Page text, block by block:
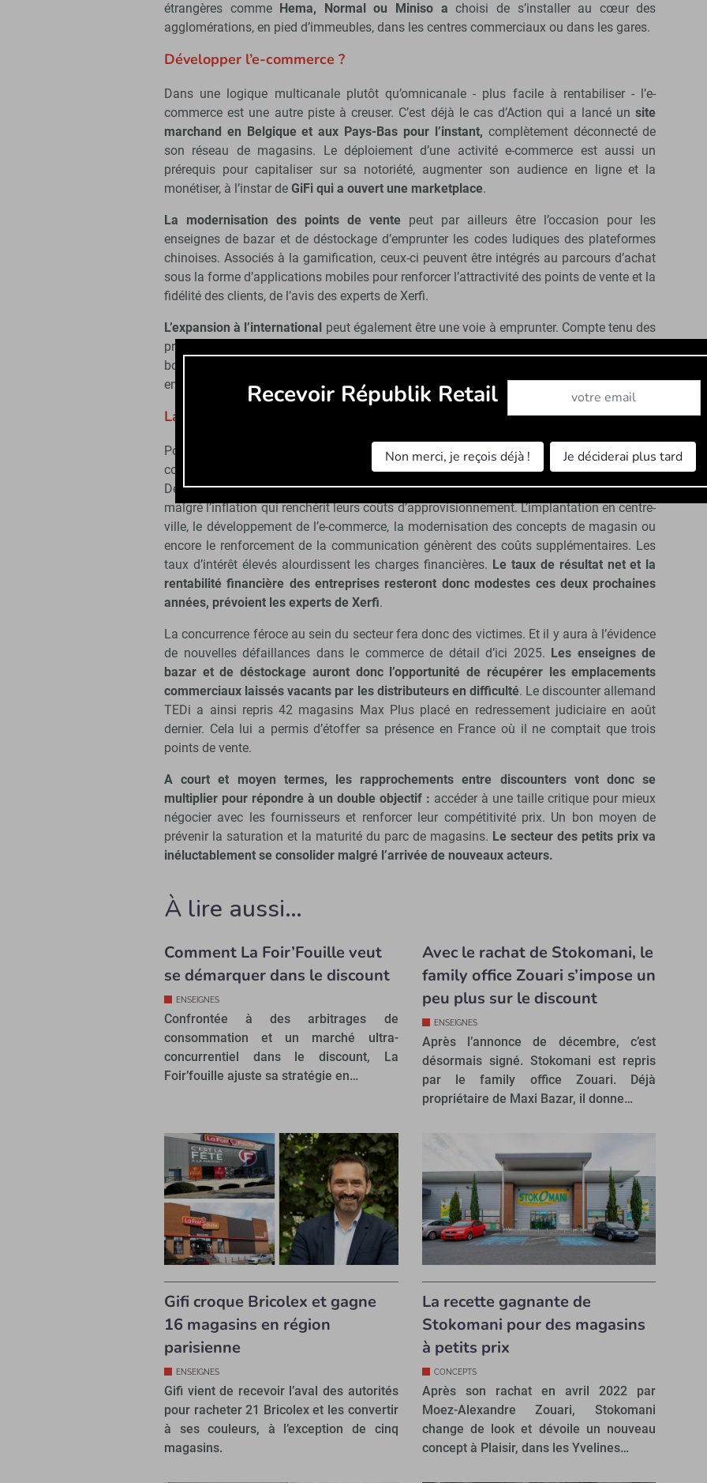
étrangères comme Hema, Normal ou Miniso a choisi de s’installer au cœur des
agglomérations, en pied d’immeubles, dans les centres commerciaux ou dans les gares.
Développer l’e-commerce ?
Dans une logique multicanale plutôt qu’omnicanale - plus facile à rentabiliser - l’e-
commerce est une autre piste à creuser. C’est déjà le cas d’Action qui a lancé unsite
marchand en Belgique et aux Pays-Bas pour l’instant, complètement déconnecté de
son réseau de magasins. Le déploiement d’une activité e-commerce est aussi un
prérequis pour capitaliser sur sa notoriété, augmenter son audience en ligne et la
monétiser, à l’instar de GiFi qui a ouvert une marketplace.
La modernisation des points de vente peut par ailleurs être l’occasion pour les
enseignes de bazar et de déstockage d’emprunter les codes ludiques des plateformes
chinoises. Associés à la gamification, ceux-ci peuvent être intégrés au parcours d’achat
sous la forme d’applications mobiles pour renforcer l’attractivité des points de vente et la
fidélité des clients, de l’avis des experts de Xerfi.
L’expansion à l’international peut également être une voie à emprunter. Compte tenu des
pressions sur le pouvoir d’achat des ménages, s’aventurer hors des frontières est une
bonne façon de profiter du fort potentiel du marché européen des petits prix pour les
enseignes tricolores.
La consolidation va gagner en intensité
Pour se développer et se distinguer sur un marché en forte croissance et très
concurrentiel, ces enseignes mettent en place des stratégies de croissance coûteuses.
De quoi compliquer leur équation financière alors qu’elles doivent maintenir des prix bas
malgré l’inflation qui renchérit leurs coûts d’approvisionnement. L’implantation en centre-
ville, le développement de l’e-commerce, la modernisation des concepts de magasin ou
encore le renforcement de la communication génèrent des coûts supplémentaires. Les
taux d’intérêt élevés alourdissent les charges financières. Le taux de résultat net et la
rentabilité financière des entreprises resteront donc modestes ces deux prochaines
années, prévoient les experts de Xerfi.
La concurrence féroce au sein du secteur fera donc des victimes. Et il y aura à l’évidence
de nouvelles défaillances dans le commerce de détail d’ici 2025. Les enseignes de
bazar et de déstockage auront donc l’opportunité de récupérer les emplacements
commerciaux laissés vacants par les distributeurs en difficulté. Le discounter allemand
TEDi a ainsi repris 42 magasins Max Plus placé en redressement judiciaire en août
dernier. Cela lui a permis d’étoffer sa présence en France où il ne comptait que trois
points de vente.
A court et moyen termes, les rapprochements entre discounters vont donc se
multiplier pour répondre à un double objectif : accéder à une taille critique pour mieux
négocier avec les fournisseurs et renforcer leur compétitivité prix. Un bon moyen de
prévenir la saturation et la maturité du parc de magasins. Le secteur des petits prix va
inéluctablement se consolider malgré l’arrivée de nouveaux acteurs.
À lire aussi…
Comment La Foir’Fouille veut
se démarquer dans le discount
ENSEIGNES
Confrontée à des arbitrages de
consommation et un marché ultra-
concurrentiel dans le discount, La
Foir’fouille ajuste sa stratégie en…
Avec le rachat de Stokomani, le
family office Zouari s’impose un
peu plus sur le discount
ENSEIGNES
Après l’annonce de décembre, c’est
désormais signé. Stokomani est repris
par le family office Zouari. Déjà
propriétaire de Maxi Bazar, il donne…
Gifi croque Bricolex et gagne
16 magasins en région
parisienne
ENSEIGNES
Gifi vient de recevoir l’aval des autorités
pour racheter 21 Bricolex et les convertir
à ses couleurs, à l’exception de cinq
magasins.
La recette gagnante de
Stokomani pour des magasins
à petits prix
CONCEPTS
Après son rachat en avril 2022 par
Moez-Alexandre Zouari, Stokomani
change de look et dévoile un nouveau
concept à Plaisir, dans les Yvelines…
Recevoir Républik Retail Abonnez-vous à notre
Non merci, je reçois déjà ! Je déciderai plus tard